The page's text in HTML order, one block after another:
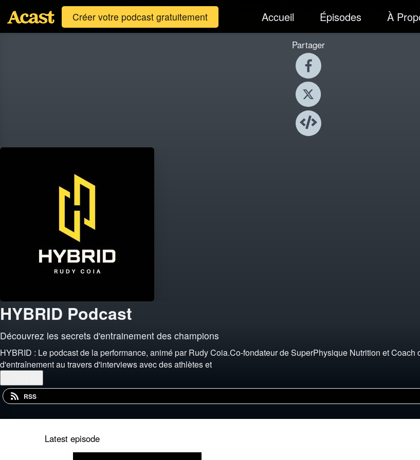
Créer votre podcast gratuitement Accueil Épisodes À
Partager
HYBRID Podcast
Découvrez les secrets d'entrainement des champions
HYBRID : Le podcast de la performance, animé par Rudy Coia.Co-fondateur de SuperPhysique Nutrition et
d'entraînement au travers d'interviews avec des athlètes et
RSS
Latest episode